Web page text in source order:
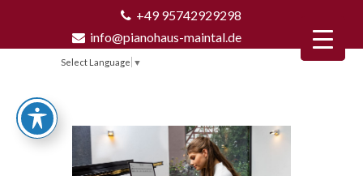
+49 95742929298
info@pianohaus-maintal.de
Select Language ▼